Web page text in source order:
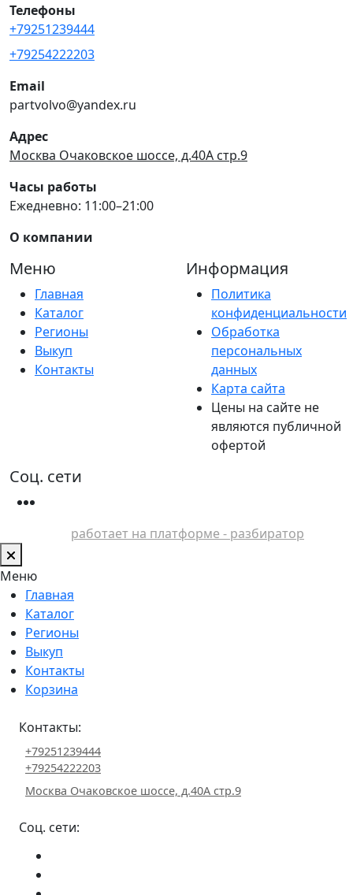
Телефоны
+79251239444
+79254222203
Email
partvolvo@yandex.ru
Адрес
Москва Очаковское шоссе, д.40А стр.9
Часы работы
Ежедневно: 11:00–21:00
О компании
Меню
Главная
Каталог
Регионы
Выкуп
Контакты
Информация
Политика
конфиденциальности
Обработка
персональных
данных
Карта сайта
Цены на сайте не
являются публичной
офертой
Соц. сети
работает на платформе - разбиратор
Меню
Главная
Каталог
Регионы
Выкуп
Контакты
Корзина
Контакты:
+79251239444
+79254222203
Москва Очаковское шоссе, д.40А стр.9
Соц. сети: